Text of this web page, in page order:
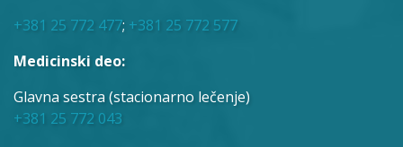
+381 25 772 477; +381 25 772 577
Medicinski deo:
Glavna sestra (stacionarno lečenje)
+381 25 772 043